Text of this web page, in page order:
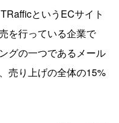
というECサイト
を行っている企業で
グの一つであるメール
売り上げの全体の15%